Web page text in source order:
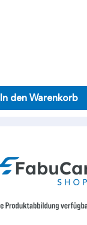
In den Warenkorb